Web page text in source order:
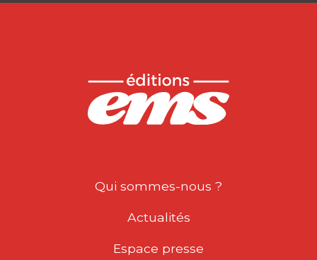
Qui sommes-nous ?
Actualités
Espace presse